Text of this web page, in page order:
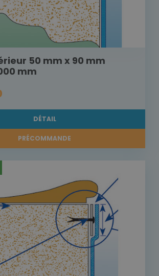
50 mm x 90 mm
mm
DÉTAIL
PRÉCOMMANDE